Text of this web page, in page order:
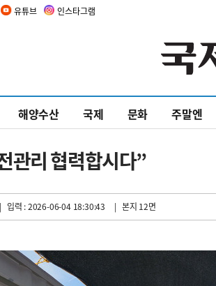
유튜브 인스타그램
해양수산 국제 문화 주말엔
관리 협력합시다”
| 입력 : 2026-06-04 18:30:43 | 본지 12면